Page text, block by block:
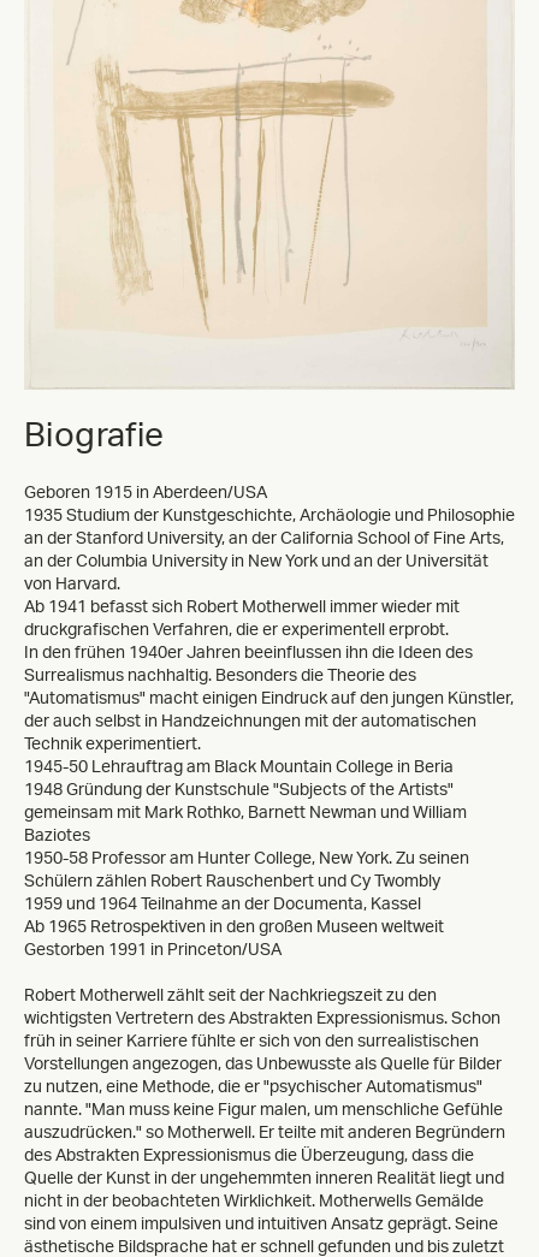
Biografie
Geboren 1915 in Aberdeen/USA
1935 Studium der Kunstgeschichte, Archäologie und Philosophie
an der Stanford University, an der California School of Fine Arts,
an der Columbia University in New York und an der Universität
von Harvard.
Ab 1941 befasst sich Robert Motherwell immer wieder mit
druckgrafischen Verfahren, die er experimentell erprobt.
In den frühen 1940er Jahren beeinflussen ihn die Ideen des
Surrealismus nachhaltig. Besonders die Theorie des
"Automatismus" macht einigen Eindruck auf den jungen Künstler,
der auch selbst in Handzeichnungen mit der automatischen
Technik experimentiert.
1945-50 Lehrauftrag am Black Mountain College in Beria
1948 Gründung der Kunstschule "Subjects of the Artists"
gemeinsam mit Mark Rothko, Barnett Newman und William
Baziotes
1950-58 Professor am Hunter College, New York. Zu seinen
Schülern zählen Robert Rauschenbert und Cy Twombly
1959 und 1964 Teilnahme an der Documenta, Kassel
Ab 1965 Retrospektiven in den großen Museen weltweit
Gestorben 1991 in Princeton/USA
Robert Motherwell zählt seit der Nachkriegszeit zu den
wichtigsten Vertretern des Abstrakten Expressionismus. Schon
früh in seiner Karriere fühlte er sich von den surrealistischen
Vorstellungen angezogen, das Unbewusste als Quelle für Bilder
zu nutzen, eine Methode, die er "psychischer Automatismus"
nannte. "Man muss keine Figur malen, um menschliche Gefühle
auszudrücken." so Motherwell. Er teilte mit anderen Begründern
des Abstrakten Expressionismus die Überzeugung, dass die
Quelle der Kunst in der ungehemmten inneren Realität liegt und
nicht in der beobachteten Wirklichkeit. Motherwells Gemälde
sind von einem impulsiven und intuitiven Ansatz geprägt. Seine
ästhetische Bildsprache hat er schnell gefunden und bis zuletzt